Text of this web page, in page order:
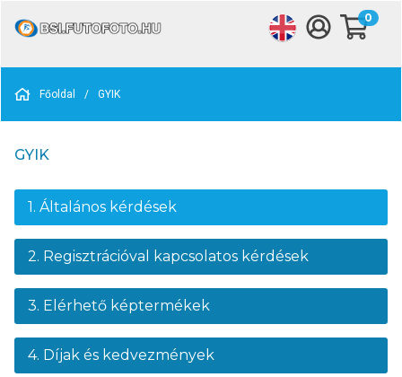
0
Főoldal / GYIK
GYIK
1. Általános kérdések
2. Regisztrációval kapcsolatos kérdések
3. Elérhető képtermékek
4. Díjak és kedvezmények